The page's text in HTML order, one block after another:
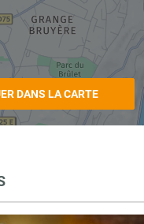
DANS LA CARTE